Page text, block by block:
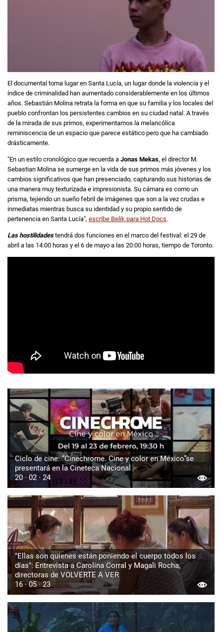
El documental toma lugar en Santa Lucía, un lugar donde la violencia y el
índice de criminalidad han aumentado considerablemente en los últimos
años. Sebastián Molina retrata la forma en que su familia y los locales del
pueblo confrontan los persistentes cambios en su ciudad natal. A través
de la mirada de sus primos, experimentamos la melancólica
reminiscencia de un espacio que parece estático pero que ha cambiado
drásticamente.
"En un estilo cronológico que recuerda a Jonas Mekas, el director M.
Sebastian Molina se sumerge en la vida de sus primos más jóvenes y los
cambios significativos que han presenciado, capturando sus historias de
una manera muy texturizada e impresionista. Su cámara es como un
prisma, tejiendo un sueño febril de imágenes que son a la vez crudas e
inmediatas mientras busca su identidad y su propio sentido de
pertenencia en Santa Lucía", escribe Belik para Hot Docs.
Las hostilidadestendrá dos funciones en el marco del festival: el 29 de
abril a las 14:00 horas y el 6 de mayo a las 20:00 horas, tiempo de Toronto.
Ciclo de cine: “Cinechrome. Cine y color en México”se
presentará en la Cineteca Nacional
20 · 02 · 24
"Ellas son quienes están poniendo el cuerpo todos los
días": Entrevista a Carolina Corral y Magali Rocha,
directoras de VOLVERTE A VER
16 · 05 · 23